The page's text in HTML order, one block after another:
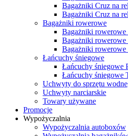
Bagażniki Cruz na
Bagażniki Cruz na
Bagażniki rowerowe
Bagażniki rowerowe
Bagażniki rowerowe
Bagażniki rowerowe
Łańcuchy śniegowe
Łańcuchy śniegowe
Łańcuchy śniegowe
Uchwyty do sprzętu
Uchwyty narciarskie
Towary używane
Promocje
Wypożyczalnia
Wypożyczalnia autoboxów